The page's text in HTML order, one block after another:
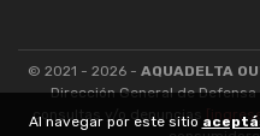
© 2021 - 2026 - AQUADELTA
Dirección General de
consultas y/o denuncias
Al navegar por este sitio